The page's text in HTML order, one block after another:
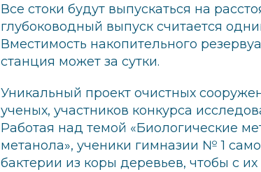
Все стоки будут выпускаться на
глубоководный выпуск считается
Вместимость накопительного
станция может за сутки.
Уникальный проект очистных
ученых, участников конкурса
Работая над темой «Биологические
метанола», ученики гимназии № 1
бактерии из коры деревьев, чтобы с